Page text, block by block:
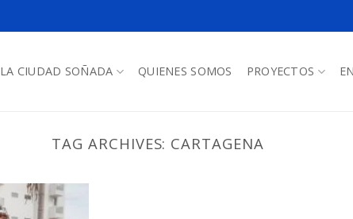
LA CIUDAD SOÑADA QUIENES SOMOS PROYECTOS
TAG ARCHIVES: CARTAGENA